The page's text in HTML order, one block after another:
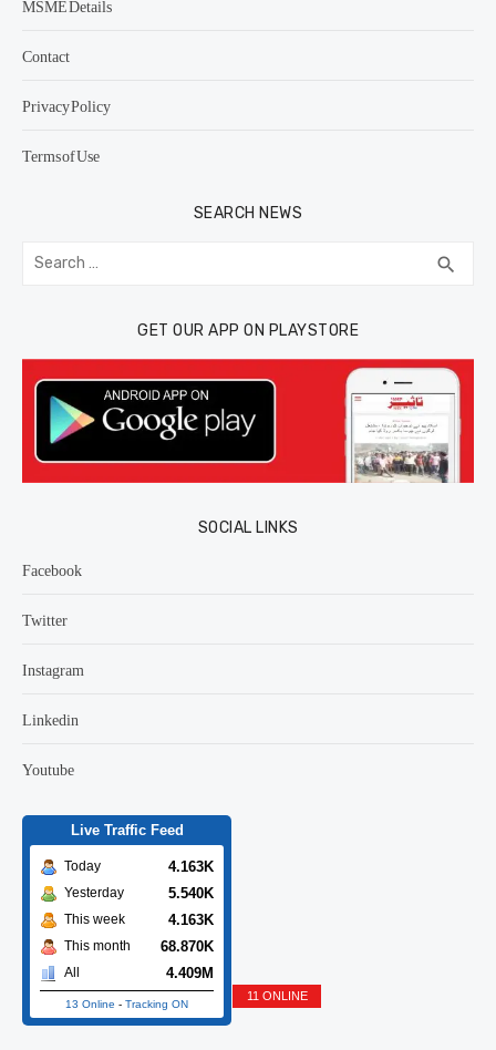
Contact
Privacy Policy
Terms of Use
SEARCH NEWS
Search
for: search
GET OUR APP ON PLAYSTORE
SOCIAL LINKS
Facebook
Twitter
Instagram
Linkedin
Youtube
Live Traffic Feed
Today 4.163K
Yesterday 5.540K
This week 4.163K
This month 68.870K
All 4.409M
13 Online - Tracking ON
11 ONLINE